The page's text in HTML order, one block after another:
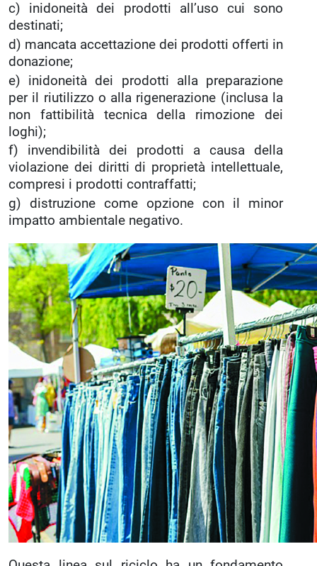
c) inidoneità dei prodotti all’uso cui sono
destinati;
d) mancata accettazione dei prodotti offerti in
donazione;
e) inidoneità dei prodotti alla preparazione
per il riutilizzo o alla rigenerazione (inclusa la
non fattibilità tecnica della rimozione dei
loghi);
f) invendibilità dei prodotti a causa della
violazione dei diritti di proprietà intellettuale,
compresi i prodotti contraffatti;
g) distruzione come opzione con il minor
impatto ambientale negativo.